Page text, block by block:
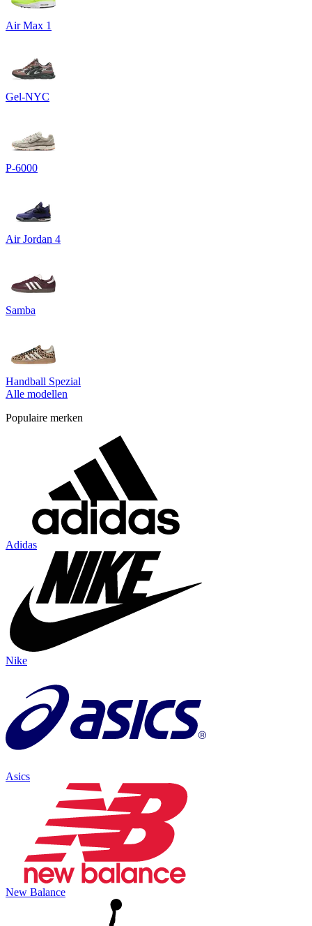
Air Max 1
Gel-NYC
P-6000
Air Jordan 4
Samba
Handball Spezial
Alle modellen
Populaire merken
Adidas
Nike
Asics
New Balance